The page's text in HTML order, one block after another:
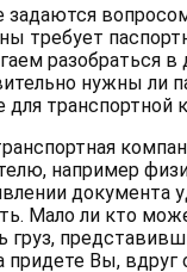
задаются
требует
разобраться
нужны ли
для транспортной
например
документа
Мало ли кто
груз,
придете Вы, вдруг